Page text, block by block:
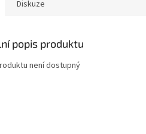
Diskuze
popis produktu
není dostupný